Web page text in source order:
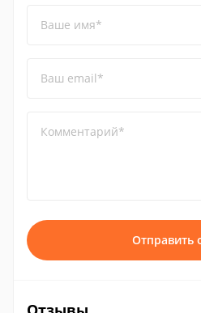
Ваше имя*
Ваш email*
Комментарий*
Отправить